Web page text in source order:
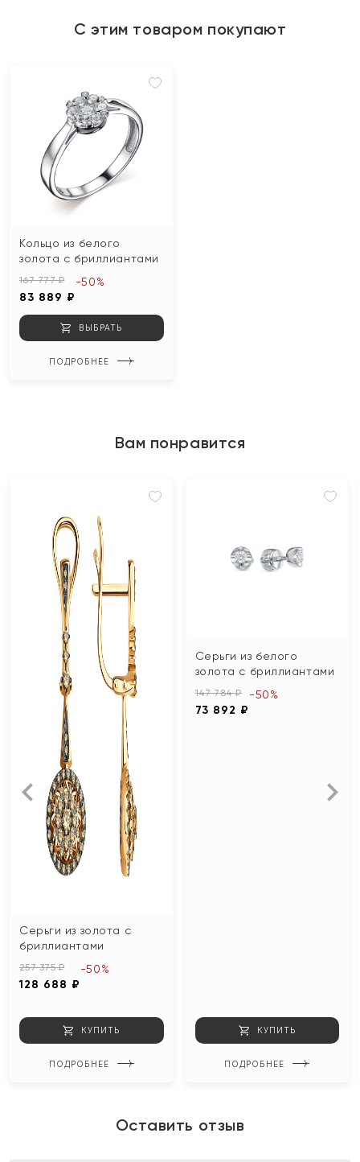
С этим товаром покупают
Кольцо из белого
золота с бриллиантами
167 777 ₽
83 889 ₽
-50%
ВЫБРАТЬ
ПОДРОБНЕЕ
Вам понравится
Серьги из золота с
бриллиантами
257 375 ₽
128 688 ₽
-50%
КУПИТЬ
ПОДРОБНЕЕ
Серьги из белого
золота с бриллиантами
147 784 ₽
73 892 ₽
-50%
КУПИТЬ
ПОДРОБНЕЕ
Оставить отзыв